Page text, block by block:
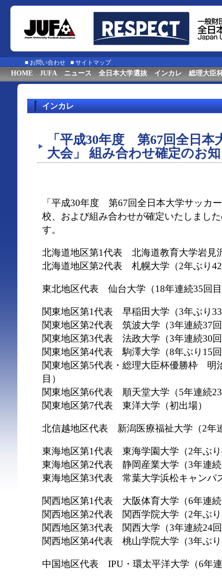
■ お問い合わせ ■ サイトマップ
HOME JUFA ニュース 全日本大学選抜 インカレ 総理大臣
インカレ
「平成30年度 第67回全日本
大会」 組み合わせ確定のお
「平成30年度 第67回全日本大学サッカ
校、および組み合わせが確定いたしまし
す。
北海道地区第1代表 北海道教育大学岩見
北海道地区第2代表 札幌大学（2年ぶり
東北地区代表 仙台大学（18年連続35回
関東地区第1代表 早稲田大学（3年ぶり
関東地区第2代表 筑波大学（3年連続37
関東地区第3代表 法政大学（3年連続30
関東地区第4代表 駒澤大学（8年ぶり15
関東地区第5代表・総理大臣杯優勝枠 明
目）
関東地区第6代表 順天堂大学（5年連続
関東地区第7代表 東洋大学（初出場）
北信越地区代表 新潟医療福祉大学（2年
東海地区第1代表 東海学園大学（2年ぶ
東海地区第2代表 静岡産業大学（3年連
東海地区第3代表 常葉大学浜松キャンパ
関西地区第1代表 大阪体育大学（6年連
関西地区第2代表 関西学院大学（2年ぶ
関西地区第3代表 関西大学（3年連続24
関西地区第4代表 桃山学院大学（3年ぶ
中国地区代表 IPU・環太平洋大学（6年